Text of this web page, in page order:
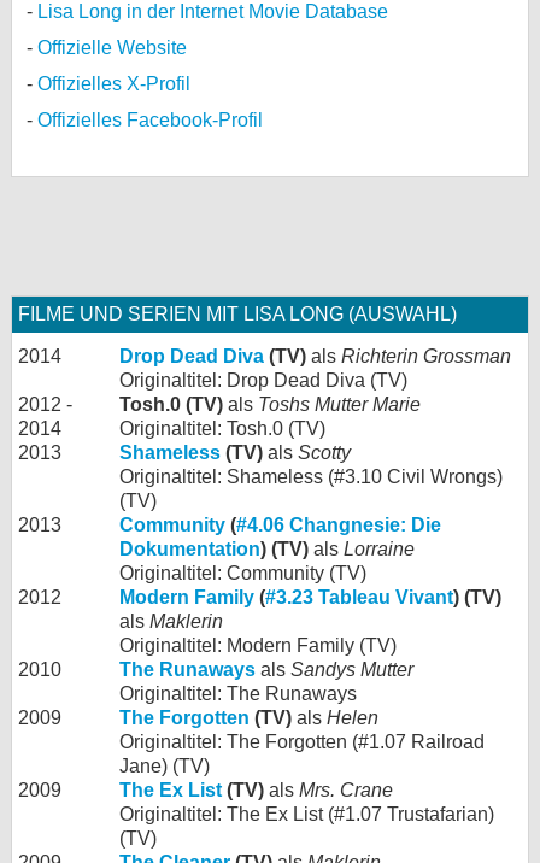
Lisa Long in der Internet Movie Database
Offizielle Website
Offizielles X-Profil
Offizielles Facebook-Profil
FILME UND SERIEN MIT LISA LONG (AUSWAHL)
2014 Drop Dead Diva (TV) als Richterin Grossman
Originaltitel: Drop Dead Diva (TV)
2012 -
2014
Tosh.0 (TV) als Toshs Mutter Marie
Originaltitel: Tosh.0 (TV)
2013
Shameless (TV) als Scotty
Originaltitel: Shameless (#3.10 Civil Wrongs)
(TV)
2013
Community (#4.06 Changnesie: Die
Dokumentation) (TV) als Lorraine
Originaltitel: Community (TV)
2012
Modern Family (#3.23 Tableau Vivant) (TV)
als Maklerin
Originaltitel: Modern Family (TV)
2010
The Runaways als Sandys Mutter
Originaltitel: The Runaways
2009
The Forgotten (TV) als Helen
Originaltitel: The Forgotten (#1.07 Railroad
Jane) (TV)
2009
The Ex List (TV) als Mrs. Crane
Originaltitel: The Ex List (#1.07 Trustafarian)
(TV)